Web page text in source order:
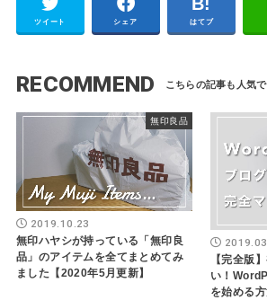
ツイート シェア はてブ
RECOMMEND
無印良品
2019.10.23
無印ハヤシが持っている「無印良
品」のアイテムを全てまとめてみ
ました【2020年5月更新】
【完全版
い！
を始める